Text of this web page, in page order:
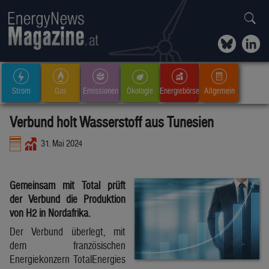
Strom Gas Emissionen Ökologie Energiebörse Allgemein
Verbund holt Wasserstoff aus Tunesien
31. Mai 2024
Gemeinsam mit Total prüft
der Verbund die Produktion
von H2 in Nordafrika.
Der Verbund überlegt, mit
dem französischen
Energiekonzern TotalEnergies